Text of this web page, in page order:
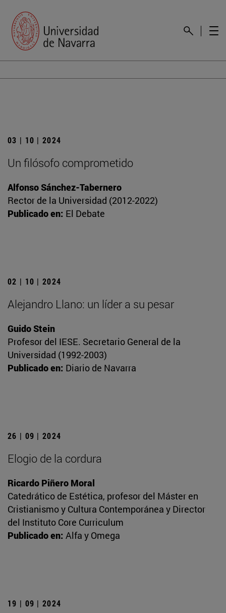
03 | 10 | 2024
Un filósofo comprometido
Alfonso Sánchez-Tabernero
Rector de la Universidad (2012-2022)
Publicado en: El Debate
02 | 10 | 2024
Alejandro Llano: un líder a su pesar
Guido Stein
Profesor del IESE. Secretario General de la
Universidad (1992-2003)
Publicado en: Diario de Navarra
26 | 09 | 2024
Elogio de la cordura
Ricardo Piñero Moral
Catedrático de Estética, profesor del Máster en
Cristianismo y Cultura Contemporánea y Director
del Instituto Core Curriculum
Publicado en: Alfa y Omega
19 | 09 | 2024